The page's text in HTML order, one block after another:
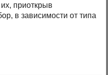
приоткрыв
в зависимости от типа